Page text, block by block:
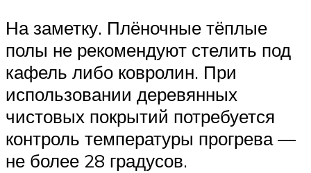
На заметку. Плёночные тёплые
полы не рекомендуют стелить под
кафель либо ковролин. При
использовании деревянных
чистовых покрытий потребуется
контроль температуры прогрева —
не более 28 градусов.